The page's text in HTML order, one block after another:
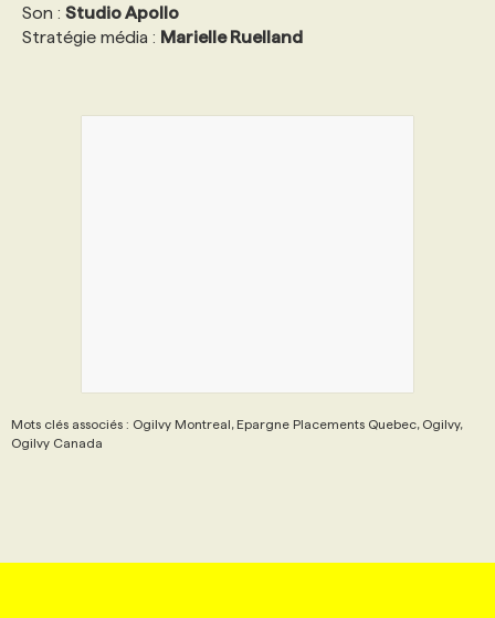
Son : Studio Apollo
Stratégie média : Marielle Ruelland
Mots clés associés : Ogilvy Montreal, Epargne Placements Quebec, Ogilvy,
Ogilvy Canada